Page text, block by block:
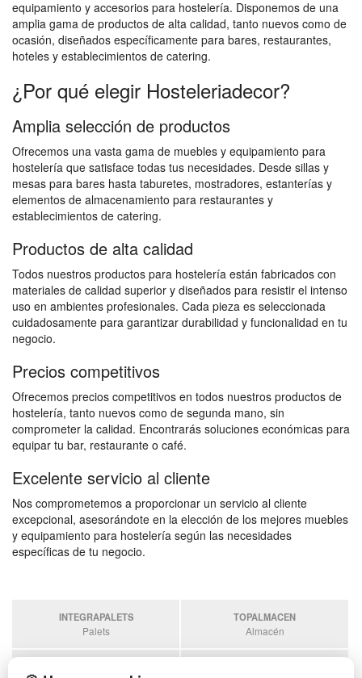
equipamiento y accesorios para hostelería. Disponemos de una
amplia gama de productos de alta calidad, tanto nuevos como de
ocasión, diseñados específicamente para bares, restaurantes,
hoteles y establecimientos de catering.
¿Por qué elegir Hosteleriadecor?
Amplia selección de productos
Ofrecemos una vasta gama de muebles y equipamiento para
hostelería que satisface todas tus necesidades. Desde sillas y
mesas para bares hasta taburetes, mostradores, estanterías y
elementos de almacenamiento para restaurantes y
establecimientos de catering.
Productos de alta calidad
Todos nuestros productos para hostelería están fabricados con
materiales de calidad superior y diseñados para resistir el intenso
uso en ambientes profesionales. Cada pieza es seleccionada
cuidadosamente para garantizar durabilidad y funcionalidad en tu
negocio.
Precios competitivos
Ofrecemos precios competitivos en todos nuestros productos de
hostelería, tanto nuevos como de segunda mano, sin
comprometer la calidad. Encontrarás soluciones económicas para
equipar tu bar, restaurante o café.
Excelente servicio al cliente
Nos comprometemos a proporcionar un servicio al cliente
excepcional, asesorándote en la elección de los mejores muebles
y equipamiento para hostelería según las necesidades
específicas de tu negocio.
INTEGRAPALETS
Palets
TOPALMACEN
Almacén